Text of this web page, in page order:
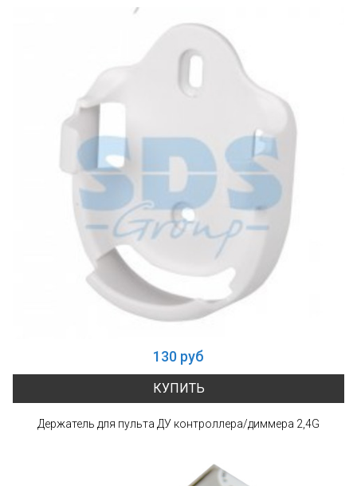
130 руб
КУПИТЬ
Держатель для пульта ДУ контроллера/диммера 2,4G